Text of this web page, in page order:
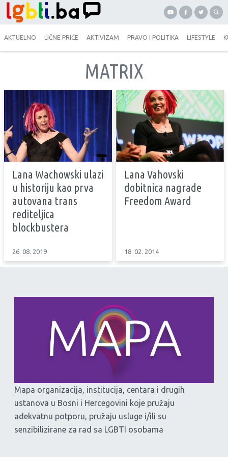
AKTUELNO LIČNE PRIČE AKTIVIZAM PRAVO I POLITIKA LIFESTYLE
MATRIX
Lana Wachowski ulazi
u historiju kao prva
autovana trans
rediteljica
blockbustera
26. 08. 2019
Lana Vahovski
dobitnica nagrade
Freedom Award
18. 02. 2014
Mapa organizacija, institucija, centara i drugih
ustanova u Bosni i Hercegovini koje pružaju
adekvatnu potporu, pružaju usluge i/ili su
senzibilizirane za rad sa LGBTI osobama